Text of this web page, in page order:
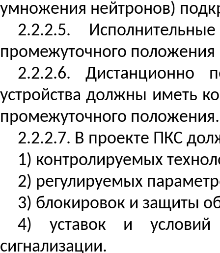
умножения нейтронов)
2.2.2.5.
промежуточного положения
2.2.2.6. Дистанционно
устройства должны иметь
промежуточного положения.
2.2.2.7. В проекте ПКС
1) контролируемых
2) регулируемых
3) блокировок и защиты
4) уставоки условий
сигнализации.